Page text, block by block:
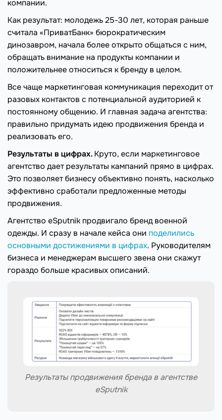
компании.
Как результат: молодежь 25-30 лет, которая раньше
считала «ПриватБанк» бюрократическим
динозавром, начала более открыто общаться с ним,
обращать внимание на продукты компании и
положительнее относиться к бренду в целом.
Все чаще маркетинговая коммуникация переходит от
разовых контактов с потенциальной аудиторией к
постоянному общению. И главная задача агентства:
правильно придумать идею продвижения бренда и
реализовать его.
Результаты в цифрах.Круто, если маркетинговое
агентство дает результаты кампаний прямо в цифрах.
Это позволяет бизнесу объективно понять, насколько
эффективно сработали предложенные методы
продвижения.
Агентство eSputnik продвигало бренд военной
одежды. И сразу в начале кейса они поделились
основными достижениями в цифрах. Руководителям
бизнеса и менеджерам высшего звена они скажут
гораздо больше красивых описаний.
Результаты продвижения бренда в агентстве
eSputnik